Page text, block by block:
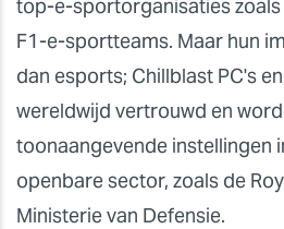
top-e-sportorganisaties zoals
F1-e-sportteams. Maar hun
dan esports; Chillblast PC's
wereldwijd vertrouwd en
toonaangevende instellingen
openbare sector, zoals de
Ministerie van Defensie.